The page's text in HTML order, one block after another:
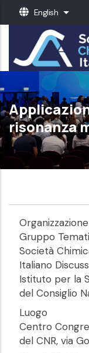
content
English List
risonanza
Organizzazione
Gruppo
Società
Italiano
Istituto per la
del Consiglio
Luogo
Centro
del CNR, via